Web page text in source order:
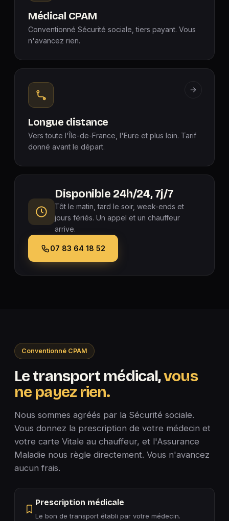
Médical CPAM
Conventionné Sécurité sociale, tiers payant. Vous
n'avancez rien.
Longue distance
Vers toute l'Île-de-France, l'Eure et plus loin. Tarif
donné avant le départ.
Disponible 24h/24, 7j/7
Tôt le matin, tard le soir, week-ends et
jours fériés. Un appel et un chauffeur
arrive.
07 83 64 18 52
Conventionné CPAM
Le transport médical,vous
ne payez rien.
Nous sommes agréés par la Sécurité sociale.
Vous donnez la prescription de votre médecin et
votre carte Vitale au chauffeur, et l'Assurance
Maladie nous règle directement. Vous n'avancez
aucun frais.
Prescription médicale
Le bon de transport établi par votre médecin.